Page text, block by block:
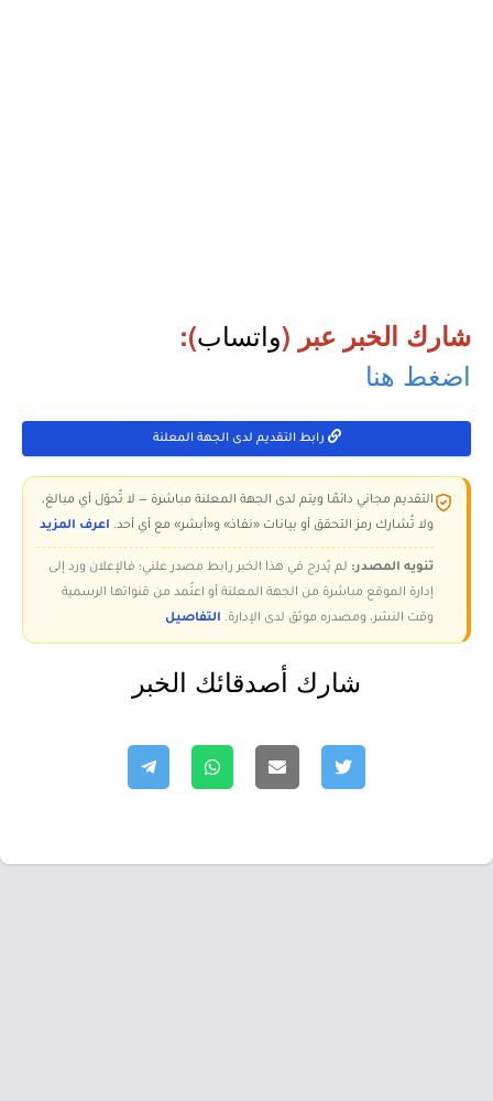
شارك الخبر عبر (واتساب):
اضغط هنا
رابط التقديم لدى الجهة المعلنة
التقديم مجاني دائمًا ويتم لدى الجهة المعلنة مباشرة — لا تُحوّل أي مبالغ،
ولا تُشارك رمز التحقق أو بيانات «نفاذ» و«أبشر» مع أي أحد. اعرف المزيد
تنويه المصدر: لم يُدرج في هذا الخبر رابط مصدر علني؛ فالإعلان ورد إلى
إدارة الموقع مباشرة من الجهة المعلنة أو اعتُمد من قنواتها الرسمية
وقت النشر، ومصدره موثق لدى الإدارة. التفاصيل
شارك أصدقائك الخبر